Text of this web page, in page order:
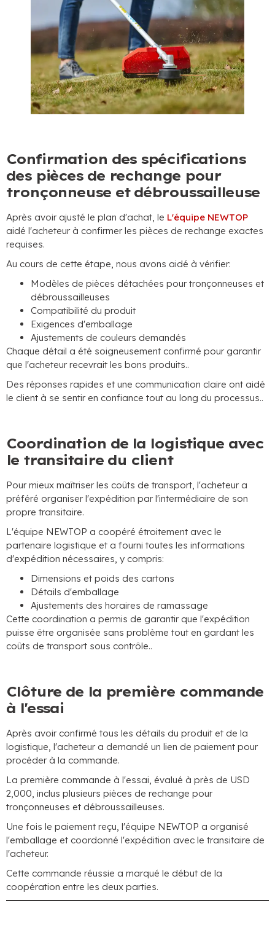
Confirmation des spécifications
des pièces de rechange pour
tronçonneuse et débroussailleuse
Après avoir ajusté le plan d'achat, le L'équipe NEWTOP
aidé l'acheteur à confirmer les pièces de rechange exactes
requises.
Au cours de cette étape, nous avons aidé à vérifier:
Modèles de pièces détachées pour tronçonneuses et
débroussailleuses
Compatibilité du produit
Exigences d'emballage
Ajustements de couleurs demandés
Chaque détail a été soigneusement confirmé pour garantir
que l'acheteur recevrait les bons produits..
Des réponses rapides et une communication claire ont aidé
le client à se sentir en confiance tout au long du processus..
Coordination de la logistique avec
le transitaire du client
Pour mieux maîtriser les coûts de transport, l'acheteur a
préféré organiser l'expédition par l'intermédiaire de son
propre transitaire.
L'équipe NEWTOP a coopéré étroitement avec le
partenaire logistique et a fourni toutes les informations
d'expédition nécessaires, y compris:
Dimensions et poids des cartons
Détails d'emballage
Ajustements des horaires de ramassage
Cette coordination a permis de garantir que l'expédition
puisse être organisée sans problème tout en gardant les
coûts de transport sous contrôle..
Clôture de la première commande
à l'essai
Après avoir confirmé tous les détails du produit et de la
logistique, l'acheteur a demandé un lien de paiement pour
procéder à la commande.
La première commande à l'essai, évalué à près de USD
2,000, inclus plusieurs pièces de rechange pour
tronçonneuses et débroussailleuses.
Une fois le paiement reçu, l'équipe NEWTOP a organisé
l'emballage et coordonné l'expédition avec le transitaire de
l'acheteur.
Cette commande réussie a marqué le début de la
coopération entre les deux parties.